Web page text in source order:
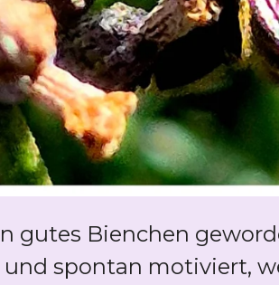
gutes Bienchen
spontan motiviert,